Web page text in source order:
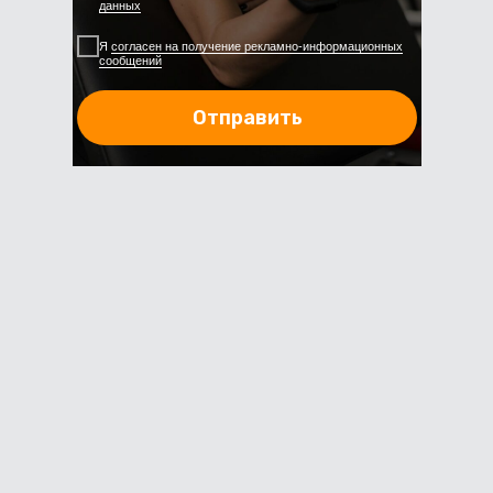
данных
Я согласен на получение рекламно-информационных
сообщений
Отправить